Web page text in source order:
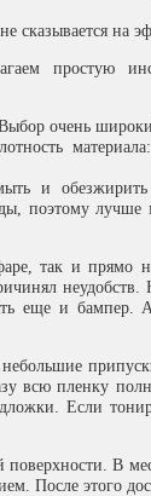
сказывается на
простую
очень
и
поэтому
так и прямо
еще и бампер.
всю пленку
Если
В
После этого